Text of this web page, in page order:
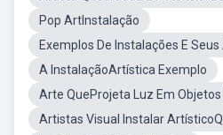
Pop ArtInstalação
Exemplos De Instalações E
A InstalaçãoArtística Exemplo
Arte QueProjeta Luz Em Objetos
Artistas Visual Instalar